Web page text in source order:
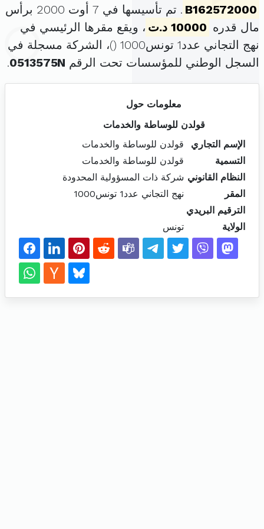
B162572000
. تم تأسيسها في 7 أوت 2000 برأس
مال قدره 10000 د.ت
، ويقع مقرها الرئيسي في
نهج التجاني عدد1 تونس1000 (
)، الشركة مسجلة في
السجل الوطني للمؤسسات تحت الرقم 0513575N
.
معلومات حول
قولدن للوساطة والخدمات
الإسم التجاري
قولدن للوساطة والخدمات
التسمية
قولدن للوساطة والخدمات
النظام القانوني شركة ذات المسؤولية المحدودة
المقر
نهج التجاني عدد1 تونس1000
الترقيم البريدي
الولاية
تونس